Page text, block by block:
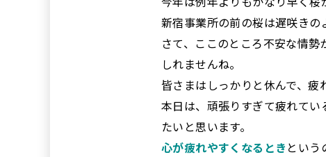
新宿事業所の前の桜は遅咲き
さて、ここのところ不安な情
しれませんね。
皆さまはしっかりと休んで、疲
本日は、頑張りすぎて疲れて
たいと思います。
心が疲れやすくなるとき という